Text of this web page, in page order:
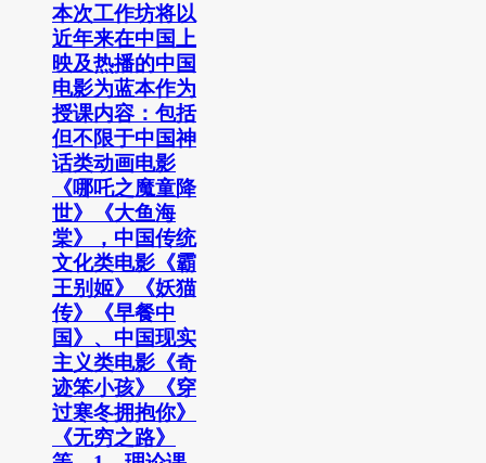
本次工作坊将以
近年来在中国上
映及热播的中国
电影为蓝本作为
授课内容：包括
但不限于中国神
话类动画电影
《哪吒之魔童降
世》《大鱼海
棠》，中国传统
文化类电影《霸
王别姬》《妖猫
传》《早餐中
国》、中国现实
主义类电影《奇
迹笨小孩》《穿
过寒冬拥抱你》
《无穷之路》